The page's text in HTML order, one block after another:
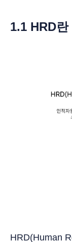
1.1 HRD
HRD(Human